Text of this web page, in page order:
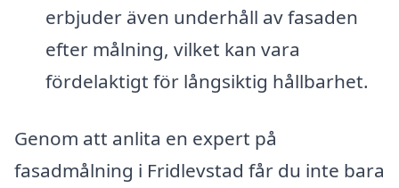
erbjuder även underhåll av fasaden
efter målning, vilket kan vara
fördelaktigt för långsiktig hållbarhet.
Genom att anlita en expert på
fasadmålning i Fridlevstad får du inte bara